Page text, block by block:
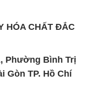
HÓA CHẤT ĐẮC
Phường Bình Trị
Gòn TP. Hồ Chí